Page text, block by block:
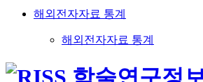
해외전자자료 통계
해외전자자료 통계